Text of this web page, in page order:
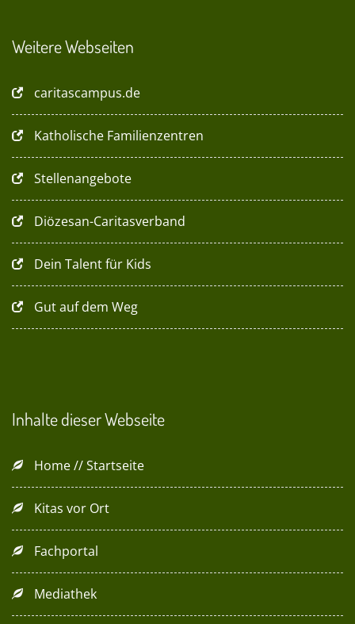
Weitere Webseiten
caritascampus.de
Katholische Familienzentren
Stellenangebote
Diözesan-Caritasverband
Dein Talent für Kids
Gut auf dem Weg
Inhalte dieser Webseite
Home // Startseite
Kitas vor Ort
Fachportal
Mediathek